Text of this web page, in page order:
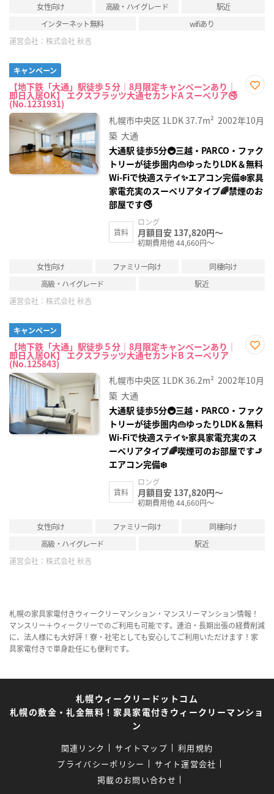
女性向け 高級・ハイグレード
駅近
インターネット無料
wifiあり
運営会社： 株式会社 秋吉
キャンペーン
【地下鉄「大通」駅徒歩５分｜8月限定キャンペーンあり｜
即日入居OK】 エクスフラッツ大通セカンドA スーペリア🚭
(No.1231931)
り登
録
札幌市中央区 1LDK37.7m² 2002年10月
築 大通
大通駅 徒歩5分🚇三越・PARCO・ファク
トリーが徒歩圏内👜ゆったりLDK＆無料
Wi‑Fiで快適ステイ✨エアコン完備❄️家具
家電充実のスーペリアタイプ🌈禁煙のお
部屋です🚭
賃料
ロング
月額目安 137,820円～
初期費用他 44,660円～
女性向け ファミリー向け
同棲向け
高級・ハイグレード
駅近
運営会社： 株式会社 秋吉
キャンペーン
【地下鉄「大通」駅徒歩５分｜8月限定キャンペーンあり｜
即日入居OK】 エクスフラッツ大通セカンドB スーペリア
(No.125843)
り登
録
札幌市中央区 1LDK36.2m² 2002年10月
築 大通
大通駅 徒歩5分🚇三越・PARCO・ファク
トリーが徒歩圏内👜ゆったりLDK＆無料
Wi‑Fiで快適ステイ✨家具家電充実のス
ーペリアタイプ🌈喫煙可のお部屋です🚬
エアコン完備❄️
賃料
ロング
月額目安 137,820円～
初期費用他 44,660円～
女性向け ファミリー向け
同棲向け
高級・ハイグレード
駅近
運営会社： 株式会社 秋吉
札幌の家具家電付きウィークリーマンション・マンスリーマンション情報！
マンスリー＋ウィークリーでのご利用も可能です。連泊・長期出張の経費削減
に、法人様にも大好評！寮・社宅としても安心してご利用いただけます！家
具家電付きで単身赴任にも便利です。
札幌ウィークリードットコム
札幌の敷金・礼金無料！家具家電付きウィークリーマンショ
ン
関連リンク サイトマップ
利用規約
プライバシーポリシー
サイト運営会社
掲載のお問い合わせ